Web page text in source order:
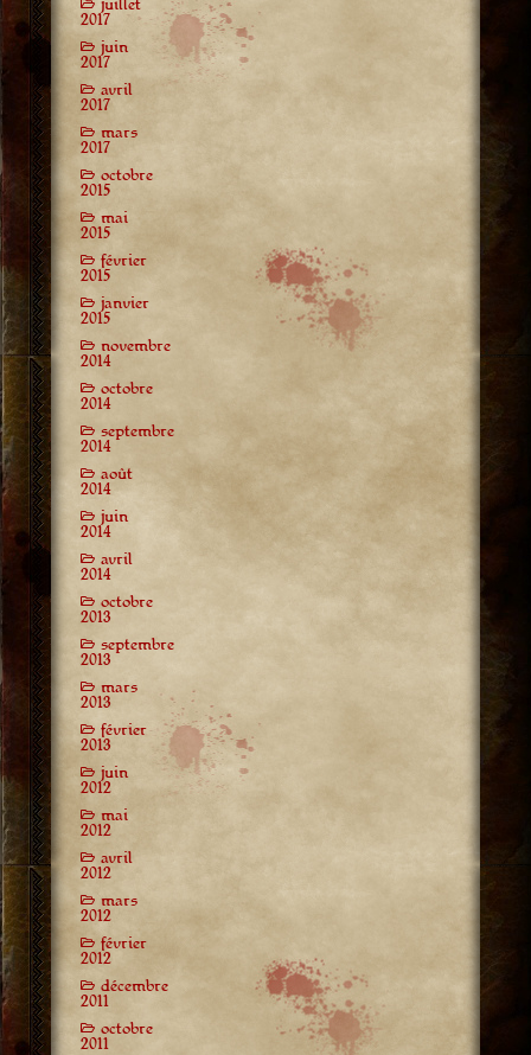
juillet
2017
juin
2017
avril
2017
mars
2017
octobre
2015
mai
2015
février
2015
janvier
2015
novembre
2014
octobre
2014
septembre
2014
août
2014
juin
2014
avril
2014
octobre
2013
septembre
2013
mars
2013
février
2013
juin
2012
mai
2012
avril
2012
mars
2012
février
2012
décembre
2011
octobre
2011